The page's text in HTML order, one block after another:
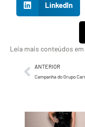
LinkedIn
Leia mais conteúdos em
ANTERIOR